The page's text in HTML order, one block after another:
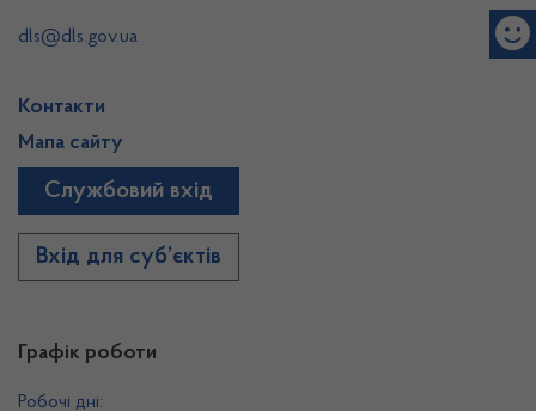
Графік роботи
Робочі дні:
dls@dls.gov.ua
Контакти
Мапа сайту
Службовий вхід
Вхід для суб’єктів